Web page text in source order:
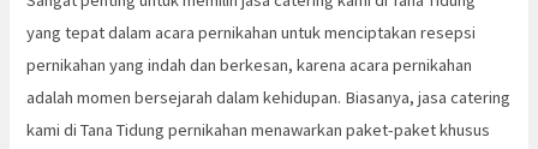
yang tepat dalam acara pernikahan untuk menciptakan resepsi
pernikahan yang indah dan berkesan, karena acara pernikahan
adalah momen bersejarah dalam kehidupan. Biasanya, jasa catering
kami di Tana Tidung pernikahan menawarkan paket-paket khusus